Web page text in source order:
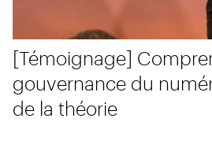
[Témoignage]
gouvernance du
de la théorie